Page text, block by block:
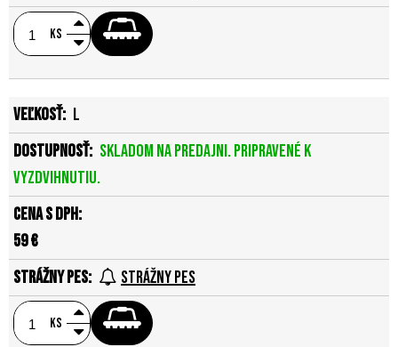
ks
L
Skladom na predajni. Pripravené k
vyzdvihnutiu.
59 €
Strážny pes
ks